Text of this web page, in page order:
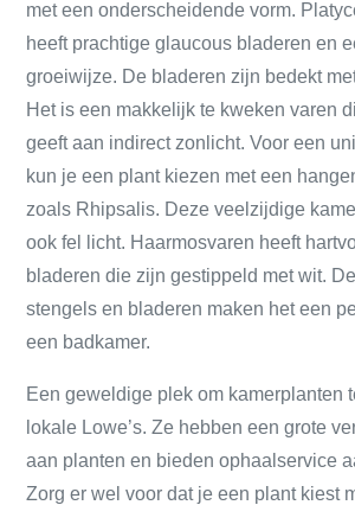
met een onderscheidende vorm.
heeft prachtige glaucous bladeren en
groeiwijze. De bladeren zijn bedekt
Het is een makkelijk te kweken varen
geeft aan indirect zonlicht. Voor een
kun je een plant kiezen met een
zoals Rhipsalis. Deze veelzijdige
ook fel licht. Haarmosvaren heeft
bladeren die zijn gestippeld met wit.
stengels en bladeren maken het een
een badkamer.
Een geweldige plek om kamerplanten
lokale Lowe’s. Ze hebben een grote
aan planten en bieden ophaalservice
Zorg er wel voor dat je een plant kiest